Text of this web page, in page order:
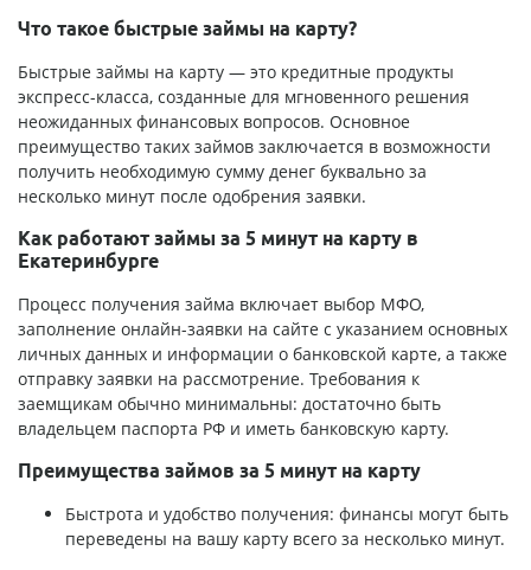
Что такое быстрые займы на карту?
Быстрые займы на карту — это кредитные продукты
экспресс-класса, созданные для мгновенного решения
неожиданных финансовых вопросов. Основное
преимущество таких займов заключается в возможности
получить необходимую сумму денег буквально за
несколько минут после одобрения заявки.
Как работают займы за 5 минут на карту в
Екатеринбурге
Процесс получения займа включает выбор МФО,
заполнение онлайн-заявки на сайте с указанием основных
личных данных и информации о банковской карте, а также
отправку заявки на рассмотрение. Требования к
заемщикам обычно минимальны: достаточно быть
владельцем паспорта РФ и иметь банковскую карту.
Преимущества займов за 5 минут на карту
Быстрота и удобство получения: финансы могут быть
переведены на вашу карту всего за несколько минут.